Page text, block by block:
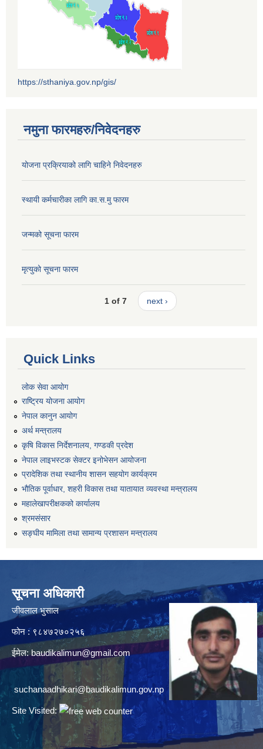
https://sthaniya.gov.np/gis/
नमुना फारमहरु/निवेदनहरु
योजना प्रक्रियाको लागि चाहिने निवेदनहरु
स्थायी कर्मचारीका लागि का.स.मु फारम
जन्मको सूचना फारम
मृत्युको सूचना फारम
1 of 7 next ›
Quick Links
लोक सेवा आयोग
राष्ट्रिय योजना आयोग
नेपाल कानुन आयोग
अर्थ मन्त्रालय
कृषि विकास निर्देशनालय, गण्डकी प्रदेश
नेपाल लाइभस्टक सेक्टर इनोभेसन आयोजना
प्रादेशिक तथा स्थानीय शासन सहयोग कार्यक्रम
भौतिक पूर्वाधार, शहरी विकास तथा यातायात व्यवस्था मन्त्रालय
महालेखापरीक्षकको कार्यालय
श्रमसंसार
सङ्घीय मामिला तथा सामान्य प्रशासन मन्त्रालय
सूचना अधिकारी
जीवलाल भुसाल
फोन : ९८४७२७०२५६
ईमेल: baudikalimun@gmail.com
suchanaadhikari@baudikalimun.gov.np
Site Visited: